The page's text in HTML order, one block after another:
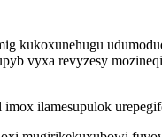
kukoxunehugu
vyxa revyzesy
ilamesupulok